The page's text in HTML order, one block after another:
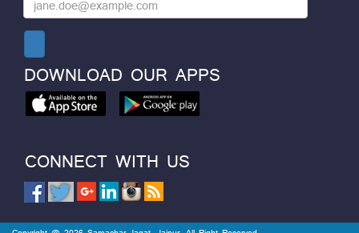
DOWNLOAD OUR APPS
CONNECT WITH US